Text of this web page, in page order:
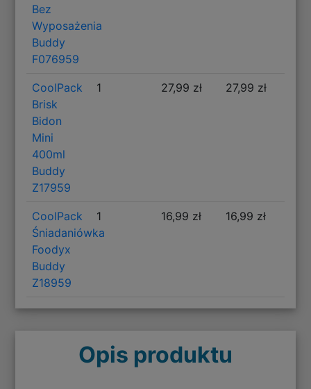
Bez
Wyposażenia
Buddy
F076959
CoolPack
Brisk
Bidon
Mini
400ml
Buddy
Z17959
1 27,99 zł 27,99 zł
CoolPack
Śniadaniówka
Foodyx
Buddy
Z18959
1 16,99 zł 16,99 zł
Opis produktu